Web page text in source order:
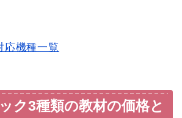
応機種一覧
ク3種類の教材の価格と